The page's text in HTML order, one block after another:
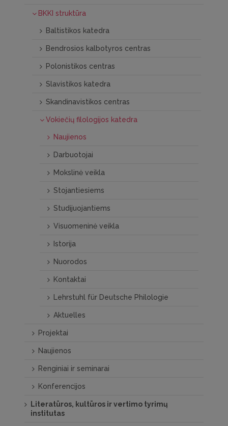
BKKI struktūra
Baltistikos katedra
Bendrosios kalbotyros centras
Polonistikos centras
Slavistikos katedra
Skandinavistikos centras
Vokiečių filologijos katedra
Naujienos
Darbuotojai
Mokslinė veikla
Stojantiesiems
Studijuojantiems
Visuomeninė veikla
Istorija
Nuorodos
Kontaktai
Lehrstuhl für Deutsche Philologie
Aktuelles
Projektai
Naujienos
Renginiai ir seminarai
Konferencijos
Literatūros, kultūros ir vertimo tyrimų
institutas